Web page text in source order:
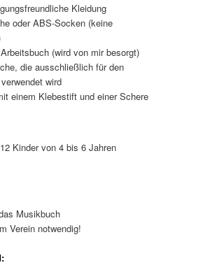
Kleidung
oder ABS-Socken (keine
(wird von mir besorgt)
die ausschließlich für den
wird
einem Klebestift und einer Schere
Kinder von 4 bis 6 Jahren
Musikbuch
Verein notwendig!